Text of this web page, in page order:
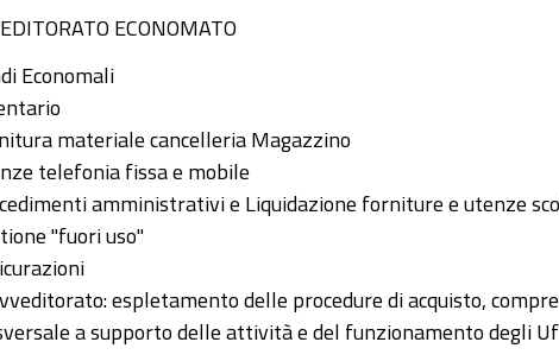
ECONOMATO
Economali
materiale cancelleria Magazzino
telefonia fissa e mobile
amministrativi e Liquidazione forniture e utenze
"fuori uso"
espletamento delle procedure di acquisto,
a supporto delle attività e del funzionamento degli